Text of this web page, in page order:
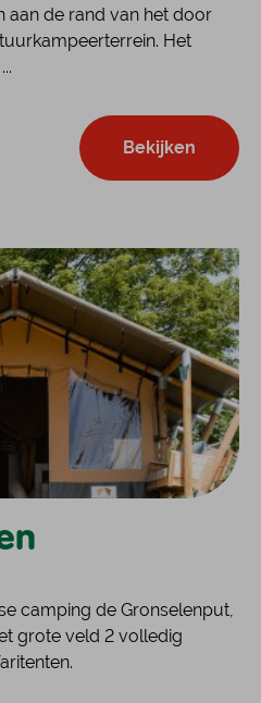
aan de rand van het door
Het
Bekijken
camping de Gronselenput,
grote veld 2 volledig